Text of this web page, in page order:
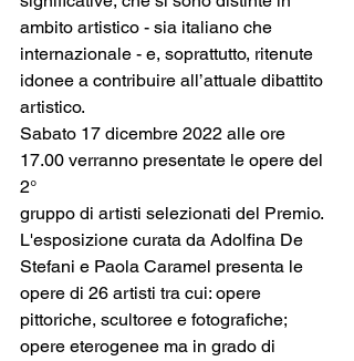
ambito artistico - sia italiano che
internazionale - e, soprattutto, ritenute
idonee a contribuire all’attuale dibattito
artistico.
Sabato 17 dicembre 2022 alle ore
17.00 verranno presentate le opere del
2°
gruppo di artisti selezionati del Premio.
L'esposizione curata da Adolfina De
Stefani e Paola Caramel presenta le
opere di 26 artisti tra cui: opere
pittoriche, scultoree e fotografiche;
opere eterogenee ma in grado di